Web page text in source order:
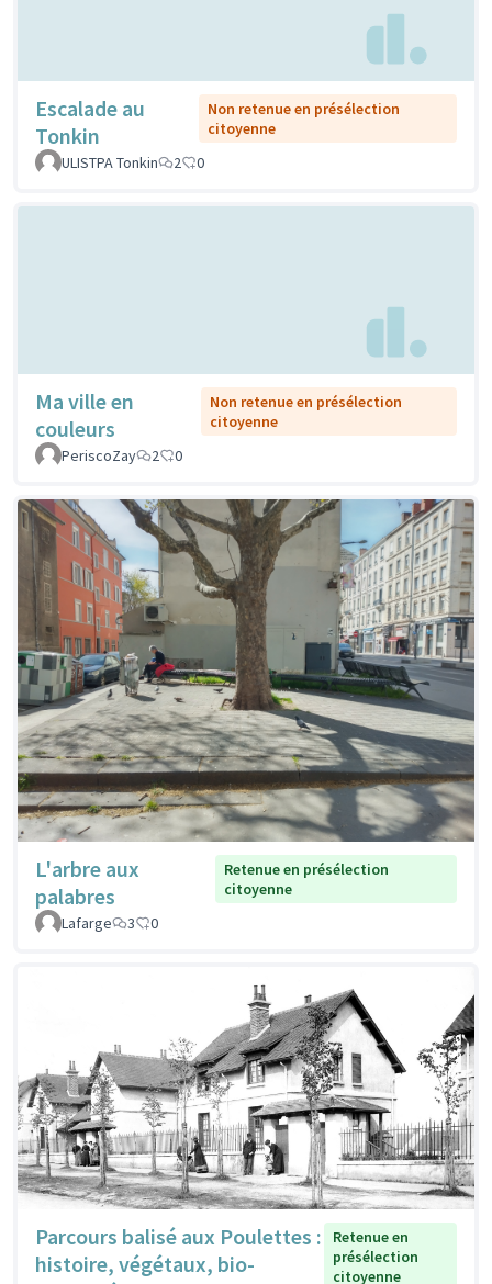
Escalade au
Tonkin
Non retenue en présélection
citoyenne
ULISTPA Tonkin
2 0
Ma ville en
couleurs
Non retenue en présélection
citoyenne
PeriscoZay
2 0
L'arbre aux
palabres
Retenue en présélection
citoyenne
Lafarge
3 0
Parcours balisé aux Poulettes :
histoire, végétaux, bio-
Retenue en
présélection
citoyenne